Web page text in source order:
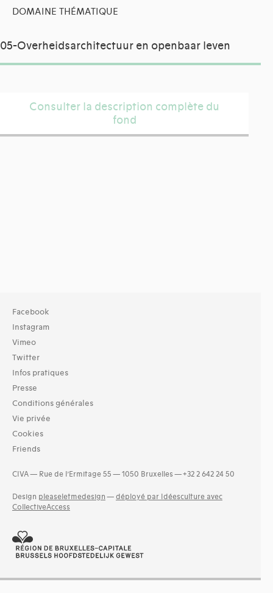
DOMAINE THÉMATIQUE
05-Overheidsarchitectuur en openbaar leven
Consulter la description complète du
fond
Facebook
Instagram
Vimeo
Twitter
Infos pratiques
Presse
Conditions générales
Vie privée
Cookies
Friends
CIVA — Rue de l’Ermitage 55 — 1050 Bruxelles — +32 2 642 24 50
Design pleaseletmedesign — déployé par Idéesculture avec
CollectiveAccess